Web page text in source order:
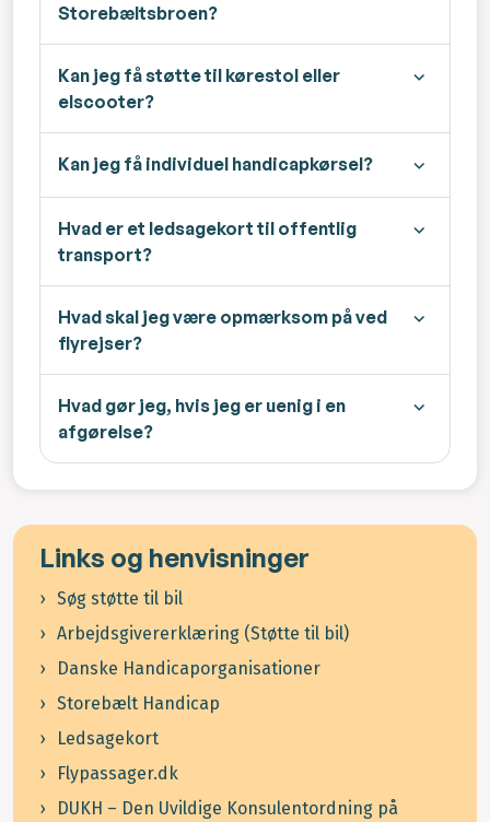
Storebæltsbroen?
Kan jeg få støtte til kørestol eller
elscooter?
Kan jeg få individuel handicapkørsel?
Hvad er et ledsagekort til offentlig
transport?
Hvad skal jeg være opmærksom på ved
flyrejser?
Hvad gør jeg, hvis jeg er uenig i en
afgørelse?
Links og henvisninger
Søg støtte til bil
Arbejdsgivererklæring (Støtte til bil)
Danske Handicaporganisationer
Storebælt Handicap
Ledsagekort
Flypassager.dk
DUKH – Den Uvildige Konsulentordning på